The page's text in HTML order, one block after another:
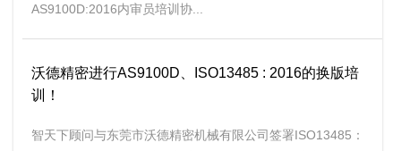
AS9100D:2016内审员培训协...
沃德精密进行AS9100D、ISO13485 : 2016的换版培
训！
智天下顾问与东莞市沃德精密机械有限公司签署ISO13485：